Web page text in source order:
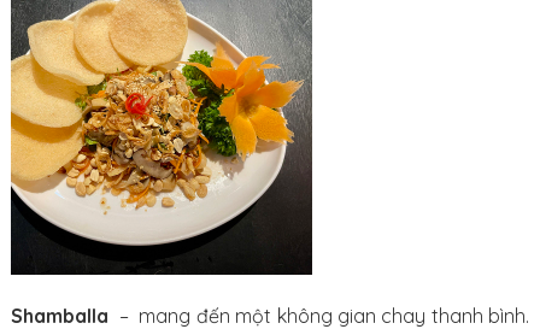
Shamballa – mang đến một không gian chay thanh bình.